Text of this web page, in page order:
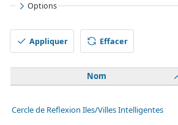
Options
Appliquer Effacer
Nom
Cercle de Reflexion Iles/Villes Intelligentes